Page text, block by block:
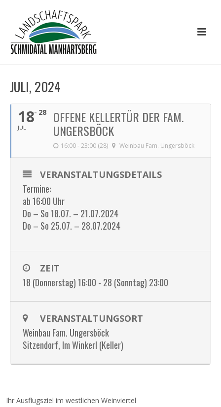
JULI, 2024
18
JUL
28 OFFENE KELLERTÜR DER FAM.
UNGERSBÖCK
16:00 - 23:00 (28) Weinbau Fam. Ungersböck
VERANSTALTUNGSDETAILS
Termine:
ab 16:00 Uhr
Do – So 18.07. – 21.07.2024
Do – So 25.07. – 28.07.2024
ZEIT
18 (Donnerstag) 16:00 - 28 (Sonntag) 23:00
VERANSTALTUNGSORT
Weinbau Fam. Ungersböck
Sitzendorf, Im Winkerl (Keller)
Ihr Ausflugsziel im westlichen Weinviertel